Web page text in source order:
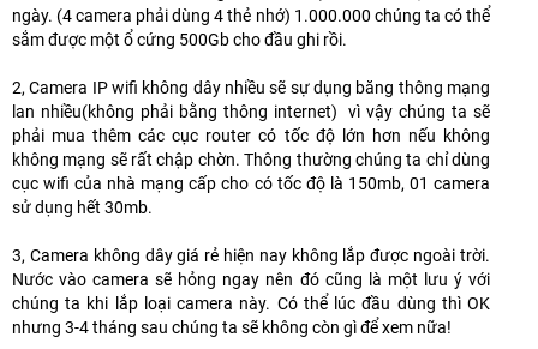
ngày. (4 camera phải dùng 4 thẻ nhớ) 1.000.000 chúng ta có thể
sắm được một ổ cứng 500Gb cho đầu ghi rồi.
2, Camera IP wifi không dây nhiều sẽ sự dụng băng thông mạng
lan nhiều(không phải bằng thông internet) vì vậy chúng ta sẽ
phải mua thêm các cục router có tốc độ lớn hơn nếu không
không mạng sẽ rất chập chờn. Thông thường chúng ta chỉ dùng
cục wifi của nhà mạng cấp cho có tốc độ là 150mb, 01 camera
sử dụng hết 30mb.
3, Camera không dây giá rẻ hiện nay không lắp được ngoài trời.
Nước vào camera sẽ hỏng ngay nên đó cũng là một lưu ý với
chúng ta khi lắp loại camera này. Có thể lúc đầu dùng thì OK
nhưng 3-4 tháng sau chúng ta sẽ không còn gì để xem nữa!